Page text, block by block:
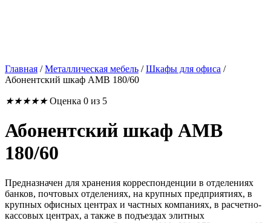
Главная /Металлическая мебель /Шкафы для офиса /
Абонентский шкаф AMB 180/60
★★★★★ Оценка 0 из 5
Абонентский шкаф AMB
180/60
Предназначен для хранения корреспонденции в отделениях
банков, почтовых отделениях, на крупных предприятиях, в
крупных офисных центрах и частных компаниях, в расчетно-
кассовых центрах, а также в подъездах элитных